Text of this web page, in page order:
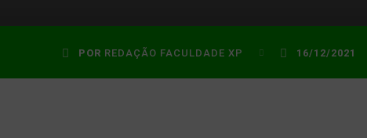
POR REDAÇÃO FACULDADE XP 16/12/2021